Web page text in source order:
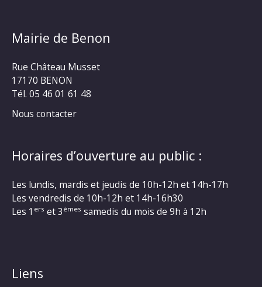
Mairie de Benon
Rue Château Musset
17170 BENON
Tél. 05 46 01 61 48
Nous contacter
Horaires d’ouverture au public :
Les lundis, mardis et jeudis de 10h-12h et 14h-17h
Les vendredis de 10h-12h et 14h-16h30
Les 1 ers et 3 èmes samedis du mois de 9h à 12h
Liens